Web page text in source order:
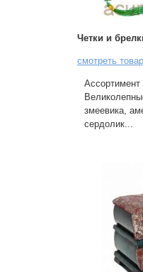
Четки и
смотреть
Ассортимент
змеевика,
сердолик...